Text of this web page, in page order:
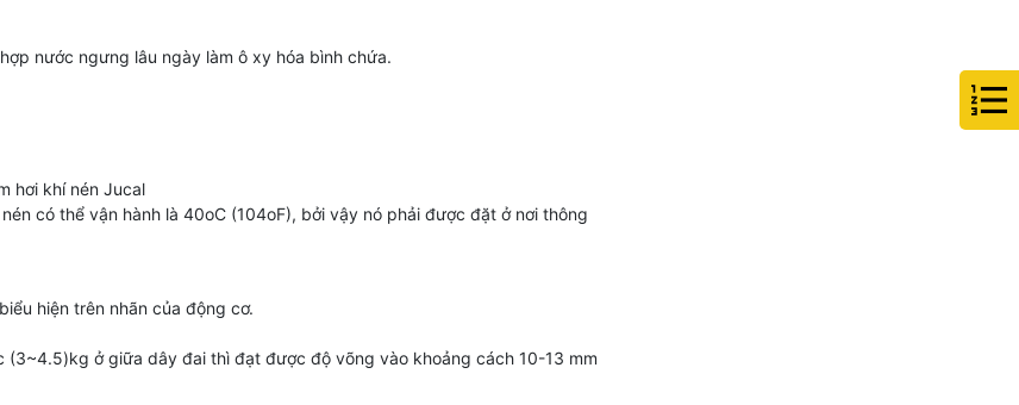
nước ngưng lâu ngày làm ô xy hóa bình chứa.
hơi khí nén Jucal
có thể vận hành là 40oC (104oF), bởi vậy nó phải được đặt ở nơi thông
hiện trên nhãn của động cơ.
ở giữa dây đai thì đạt được độ võng vào khoảng cách 10-13 mm